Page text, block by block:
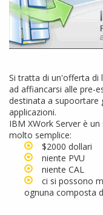
Si tratta di un'offerta di
ad affiancarsi alle pre-
destinata a supoortare
applicazioni.
IBM XWork Server è
molto semplice:
$2000 dollari
niente PVU
niente CAL
ci si possono
ognuna composta